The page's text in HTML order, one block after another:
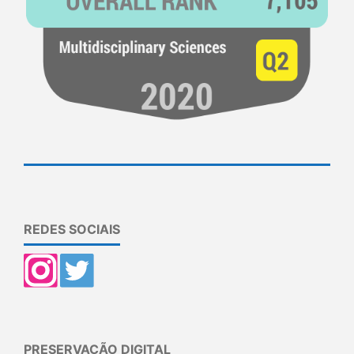
REDES SOCIAIS
PRESERVAÇÃO DIGITAL